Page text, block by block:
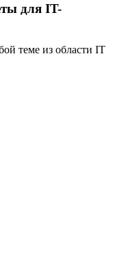
для IT-
теме из области IT